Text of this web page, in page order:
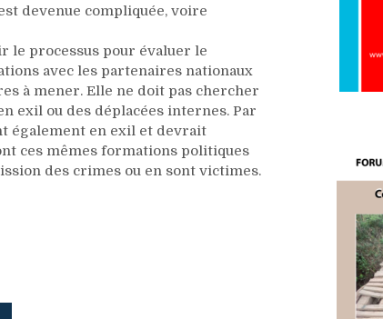
devenue compliquée, voire
le processus pour évaluer le
avec les partenaires nationaux
à mener. Elle ne doit pas chercher
exil ou des déplacées internes. Par
également en exil et devrait
ces mêmes formations politiques
des crimes ou en sont victimes.